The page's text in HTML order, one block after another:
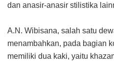
dan anasir-anasir stilistika
A.N. Wibisana, salah satu
menambahkan, pada bagian
memiliki dua kaki, yaitu